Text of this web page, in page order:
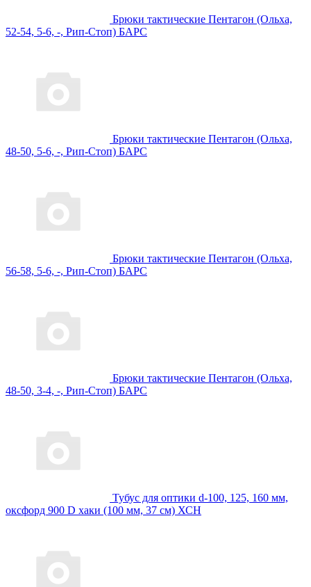
Брюки тактические Пентагон (Ольха,
52-54, 5-6, -, Рип-Стоп) БАРС
Брюки тактические Пентагон (Ольха,
48-50, 5-6, -, Рип-Стоп) БАРС
Брюки тактические Пентагон (Ольха,
56-58, 5-6, -, Рип-Стоп) БАРС
Брюки тактические Пентагон (Ольха,
48-50, 3-4, -, Рип-Стоп) БАРС
Тубус для оптики d-100, 125, 160 мм,
оксфорд 900 D хаки (100 мм, 37 см) ХСН